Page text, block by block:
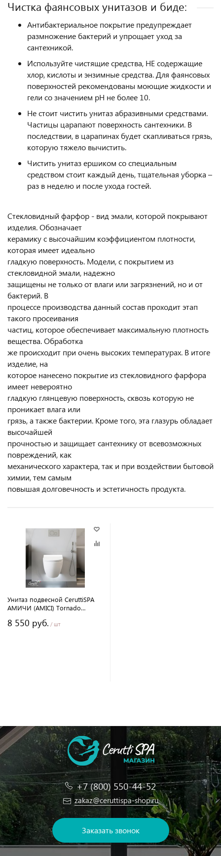
Чистка фаянсовых унитазов и биде:
Антибактериальное покрытие предупреждает
размножение бактерий и упрощает уход за
сантехникой.
Используйте чистящие средства, НЕ содержащие
хлор, кислоты и энзимные средства. Для фаянсовых
поверхностей рекомендованы моющие жидкости и
гели со значением pH не более 10.
Не стоит чистить унитаз абразивными средствами.
Частицы царапают поверхность сантехники. В
последствии, в царапинах будет скапливаться грязь,
которую тяжело вычистить.
Чистить унитаз ершиком со специальным
средством стоит каждый день, тщательная уборка –
раз в неделю и после ухода гостей.
Стекловидный фарфор - вид эмали, которой покрывают
изделия. Обозначает
керамику с высочайшим коэффициентом плотности,
которая имеет идеально
гладкую поверхность. Модели, с покрытием из
стекловидной эмали, надежно
защищены не только от влаги или загрязнений, но и от
бактерий. В
процессе производства данный состав проходит этап
такого просеивания
частиц, которое обеспечивает максимальную плотность
вещества. Обработка
же происходит при очень высоких температурах. В итоге
изделие, на
которое нанесено покрытие из стекловидного фарфора
имеет невероятно
гладкую глянцевую поверхность, сквозь которую не
проникает влага или
грязь, а также бактерии. Кроме того, эта глазурь обладает
высочайшей
прочностью и защищает сантехнику от всевозможных
повреждений, как
механического характера, так и при воздействии бытовой
химии, тем самым
повышая долговечность и эстетичность продукта.
Унитаз подвесной CeruttiSPA
АМИЧИ (AMICI) Tornado
8 550 руб. / шт
+7 (800) 550-44-52
zakaz@ceruttispa-shop.ru
Заказать звонок